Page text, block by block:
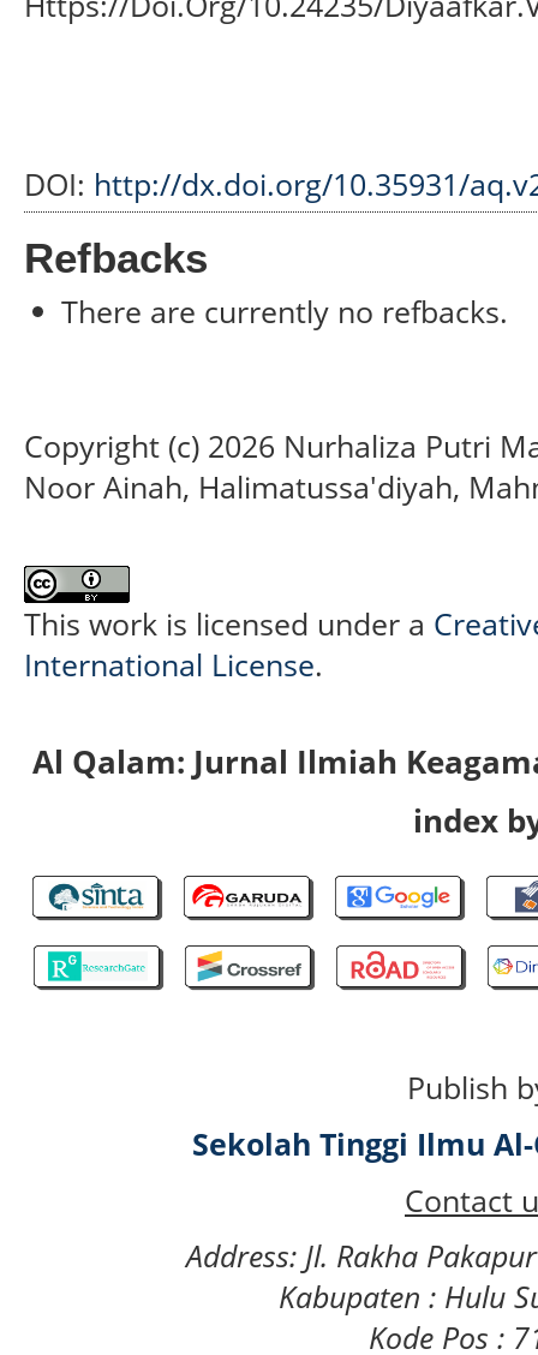
DOI: http://dx.doi.org/10.35931/
Refbacks
There are currently no refbacks.
Copyright (c) 2026 Nurhaliza Putri
Noor Ainah, Halimatussa'diyah,
This work is licensed under a
International License.
Al Qalam: Jurnal Ilmiah
index
Publish
Sekolah Tinggi Ilmu
Contact
Address: Jl. Rakha
Kabupaten : Hulu
Kode Pos :